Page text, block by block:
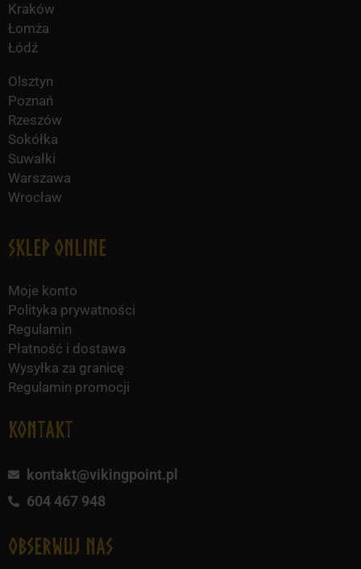
Kraków
Łomża
Łódź
Olsztyn
Poznań
Rzeszów
Sokółka
Suwałki
Warszawa
Wrocław
Sklep online
Moje konto
Polityka prywatności
Regulamin
Płatność i dostawa
Wysyłka za granicę
Regulamin promocji
KONTAKT
kontakt@vikingpoint.pl
604 467 948
obserwuj nas